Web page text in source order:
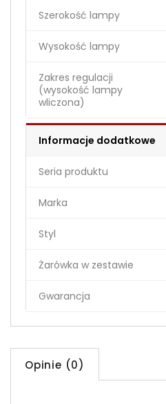
Szerokość lampy
Wysokość lampy
Zakres regulacji
(wysokość lampy
wliczona)
Informacje dodatkowe
Seria produktu
Marka
Styl
Żarówka w zestawie
Gwarancja
Opinie (0)